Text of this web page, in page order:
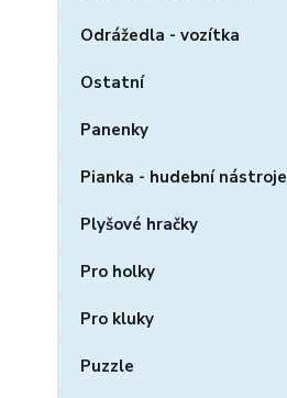
Odrážedla - vozítka
Ostatní
Panenky
Pianka - hudební nástroje
Plyšové hračky
Pro holky
Pro kluky
Puzzle